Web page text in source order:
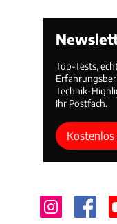
Top-Tests,
Technik-
Ihr Postfach.